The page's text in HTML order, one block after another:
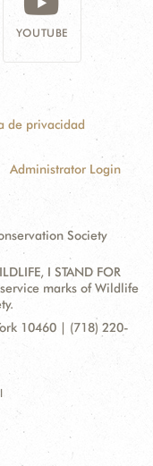
YOUTUBE
de privacidad
Administrator Login
Society
I STAND FOR
service marks of Wildlife
10460 | (718) 220-